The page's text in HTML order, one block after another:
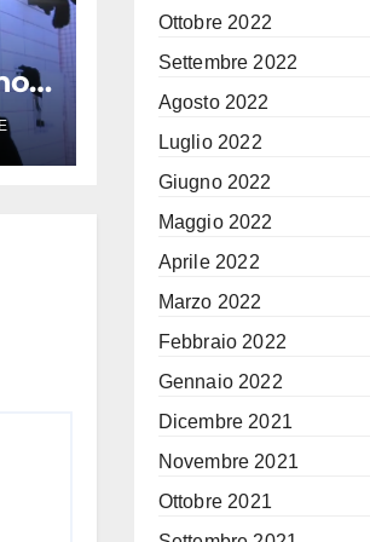
Ottobre 2022
Settembre 2022
Agosto 2022
Luglio 2022
Giugno 2022
Maggio 2022
Aprile 2022
Marzo 2022
Febbraio 2022
Gennaio 2022
Dicembre 2021
Novembre 2021
Ottobre 2021